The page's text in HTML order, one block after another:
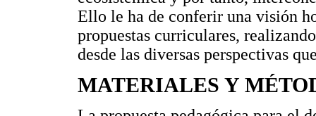
Ello le ha de conferir una visión
propuestas curriculares,
desde las diversas perspectivas
MATERIALES Y